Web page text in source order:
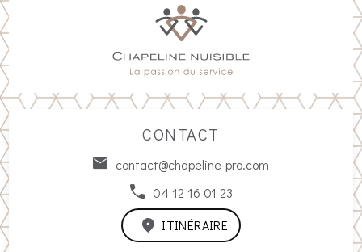
CONTACT
contact@chapeline-pro.com
04 12 16 01 23
ITINÉRAIRE